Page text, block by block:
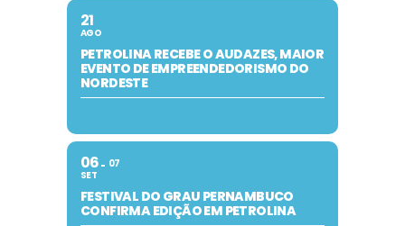
21
AGO
PETROLINA RECEBE O AUDAZES, MAIOR
EVENTO DE EMPREENDEDORISMO DO
NORDESTE
06
SET
07
FESTIVAL DO GRAU PERNAMBUCO
CONFIRMA EDIÇÃO EM PETROLINA